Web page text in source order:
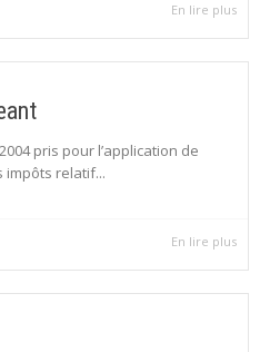
En lire plus
pris pour l’application de
impôts relatif...
En lire plus